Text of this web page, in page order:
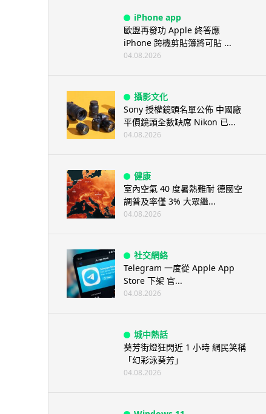
iPhone app
歐盟再發功 Apple 終答應
iPhone 跨機剪貼簿將可貼 ...
04.08.2026
攝影文化
Sony 授權鏡頭名單公佈 中國廠
平價鏡頭全數缺席 Nikon 已...
04.08.2026
健康
室內空氣 40 度暑熱難耐 德國空
調普及率僅 3% 大眾繼...
04.08.2026
社交網絡
Telegram 一度從 Apple App
Store 下架 官...
04.08.2026
城中熱話
葵芳街燈狂閃近 1 小時 網民笑稱
「幻彩泳葵芳」
04.08.2026